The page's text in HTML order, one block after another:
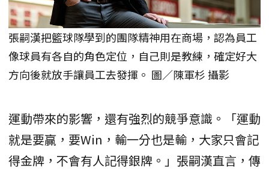
張嗣漢把籃球隊學到的團隊精神用在商場，認為員工
像球員有各自的角色定位，自己則是教練，確定好大
方向後就放手讓員工去發揮。 圖／陳軍杉 攝影
運動帶來的影響，還有強烈的競爭意識。「運動
就是要贏，要Win，輸一分也是輸，大家只會記
得金牌，不會有人記得銀牌。」張嗣漢直言，傳